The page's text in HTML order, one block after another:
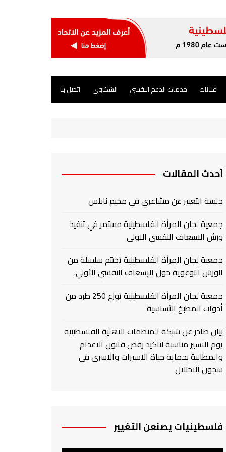
اعلانات خدمات الدعم النفسي الشكاوي اتصل بنا
أحدث المقالات
جلسة التعبير عن مشاعري في مخيم نابلس
جمعية لجان المرأة الفلسطينية مستمر في تنفيذ
ورش الاسعاف النفسي الاولى
جمعية لجان المرأة الفلسطينية تختتم سلسلة من
الورش التوعوية حول الإسعاف النفسي الأولي.
جمعية لجان المرأة الفلسطينية توزع 250 طرد من
أدوات المطبخ الأساسية
بيان صادر عن شبكة المنظمات الاهلية الفلسطينية
يوم الاسير مناسبة لتاكيد رفض قانون الاعدام
والمطالبة بحماية حياة الاسيرات والاسرى في
سجون الاحتلال
فلسطينيات يصنعن التغيير